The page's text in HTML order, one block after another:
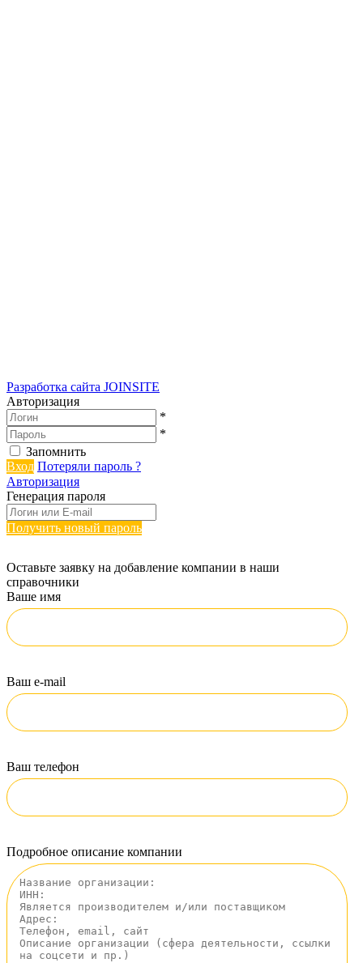
Разработка сайта JOINSITE
Авторизация
*
*
Запомнить
Вход Потеряли пароль ?
Авторизация
Генерация пароля
Получить новый пароль
Оставьте заявку на добавление компании в наши
справочники
Ваше имя
Ваш e-mail
Ваш телефон
Подробное описание компании